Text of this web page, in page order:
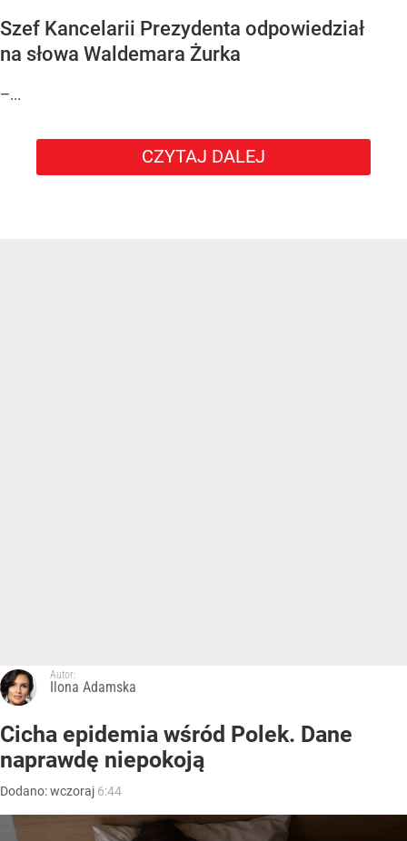
Szef Kancelarii Prezydenta odpowiedział
na słowa Waldemara Żurka
–...
CZYTAJ DALEJ
Autor:
Ilona Adamska
Cicha epidemia wśród Polek. Dane
naprawdę niepokoją
Dodano:wczoraj 6:44